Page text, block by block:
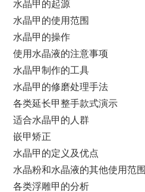
水晶甲的起源
水晶甲的使用范围
水晶甲的操作
使用水晶液的注意事项
水晶甲制作的工具
水晶甲的修磨处理手法
各类延长甲整手款式演示
适合水晶甲的人群
嵌甲矫正
水晶甲的定义及优点
水晶粉和水晶液的其他使用范围
各类浮雕甲的分析